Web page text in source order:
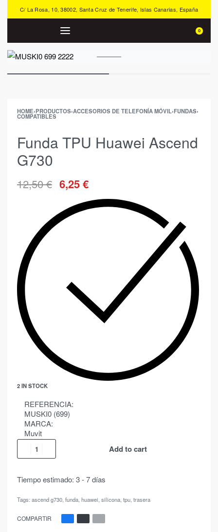
C/ La Rosa, 10, 38002, Santa Cruz de Tenerife, Islas Canarias, España
0
HOME›PRODUCTOS›ACCESORIOS DE TELEFONÍA MÓVIL›FUNDAS›
COMPATIBLES
Funda TPU Huawei Ascend
G730
12,50€ 6,25€
2 IN STOCK
REFERENCIA:
MUSKI0 (699)
MARCA:
Muvit
Add to cart
Tiempo estimado: 3 - 7 días
Tags: ascend g730 funda huawei silicona tpu trasera
COMPARTIR